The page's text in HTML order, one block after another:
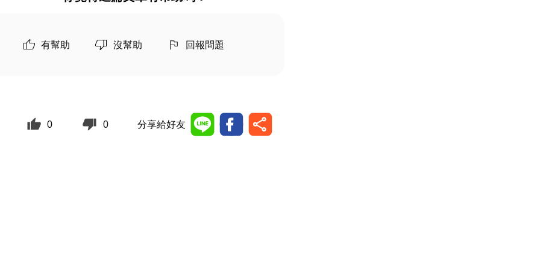
有幫助 沒幫助 回報問題
0 0 分享給好友